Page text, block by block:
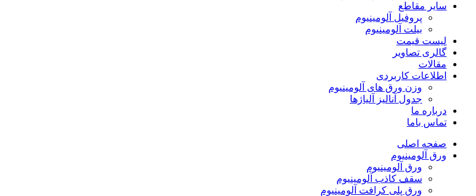
سایر مقاطع
پروفیل آلومینیوم
بیلت آلومینیوم
لیست قیمت
گالری تصاویر
مقالات
اطلاعات کاربردی
وزن ورق های آلومینیوم
جدول آنالیز آلیاژها
درباره ما
تماس باما
صفحه اصلی
ورق آلومینیوم
ورق آلومینیوم
سقف کاذب آلومینیوم
ورق پلی کرافت آلومینیوم